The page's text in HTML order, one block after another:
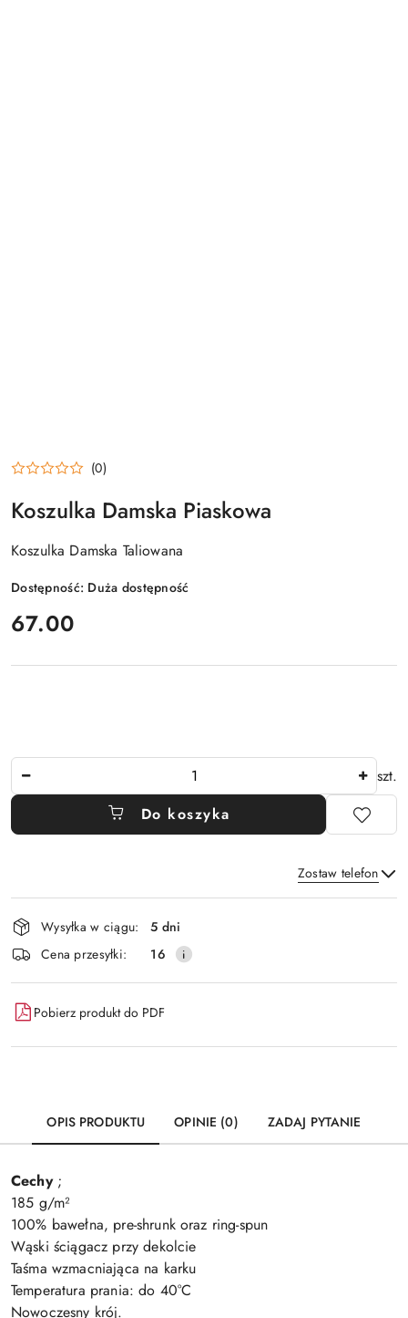
(0)
Koszulka Damska Piaskowa
Koszulka Damska Taliowana
Dostępność: Duża dostępność
cena:
67.00
szt.
Do koszyka
Zostaw telefon
Wyślij
Dostępność
i
dostawa
Wysyłka w ciągu:
5 dni
Cena przesyłki:
16
Pobierz produkt do PDF
OPIS PRODUKTU OPINIE (0) ZADAJ PYTANIE
Cechy ;
185 g/m²
100% bawełna, pre-shrunk oraz ring-spun
Wąski ściągacz przy dekolcie
Taśma wzmacniająca na karku
Temperatura prania: do 40°C
Nowoczesny krój.